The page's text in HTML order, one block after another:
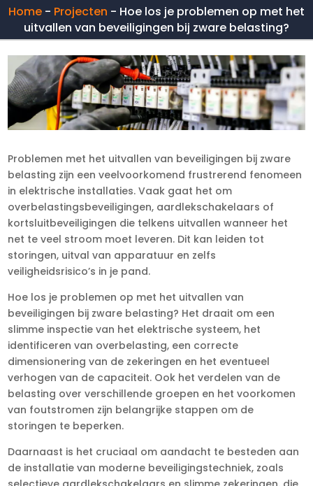
Home - Projecten - Hoe los je problemen op met het
uitvallen van beveiligingen bij zware belasting?
Problemen met het uitvallen van beveiligingen bij zware
belasting zijn een veelvoorkomend frustrerend fenomeen
in elektrische installaties.​ Vaak gaat het om
overbelastingsbeveiligingen, aardlekschakelaars of
kortsluitbeveiligingen die telkens uitvallen wanneer het
net te veel stroom moet leveren.​ Dit kan leiden tot
storingen, uitval van apparatuur en zelfs
veiligheidsrisico’s in je pand.​
Hoe los je problemen op met het uitvallen van
beveiligingen bij zware belasting? Het draait om een
slimme inspectie van het elektrische systeem, het
identificeren van overbelasting, een correcte
dimensionering van de zekeringen en het eventueel
verhogen van de capaciteit.​ Ook het verdelen van de
belasting over verschillende groepen en het voorkomen
van foutstromen zijn belangrijke stappen om de
storingen te beperken.​
Daarnaast is het cruciaal om aandacht te besteden aan
de installatie van moderne beveiligingstechniek, zoals